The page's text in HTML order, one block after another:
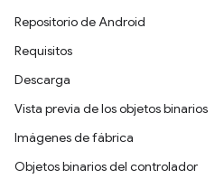
Repositorio de Android
Requisitos
Descarga
Vista previa de los objetos binarios
Imágenes de fábrica
Objetos binarios del controlador